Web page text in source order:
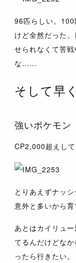
96匹らしい。
けど全然だった
せられなくて苦
な……
そして早
強いポケモン
CP2,000超えして
とりあえずナッ
意外と多いから育
あとはカイリュ
てるんだけどな
ったら行きたい。